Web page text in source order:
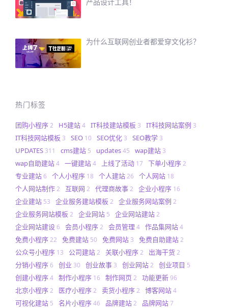
产品设计工具！
为什么互联网创业者都爱穿文化衫？
热门标签
团购小程序2 H5建站4 IT科技建站模板 3 IT科技网站案例 3
IT科技网站模板 3 SEO 10 SEO优化 3 SEO教学 3
UPDATES 311 cms建站 5 updates45 wap建站 3
wap自助建站4 一键建站4 上线了活动 17 下单小程序2
专业建站6 个人小程序 18 个人建站26 个人网站 18
个人网站制作2 互联网 2 代理商故事2 企业小程序 16
企业建站 53 企业服务建站模板 2 企业服务网站案例 2
企业服务网站模板 2 企业网站 5 企业网站建站2
企业网站建设6 会员小程序2 会员管理 4 作品集网站4
免费小程序22 免费建站 50 免费网站 3 免费自助建站2
公众号小程序 13 公司建站2 关联小程序2 出海干货2
分销小程序6 创业 30 创业故事 3 创业网站2 创业项目 5
创建小程序4 制作小程序 16 制作网页 2 功能更新96
北京小程序2 医疗小程序2 卖货小程序2 博客网站4
可视化建站 5 名片小程序46 品牌建站2 品牌网站7